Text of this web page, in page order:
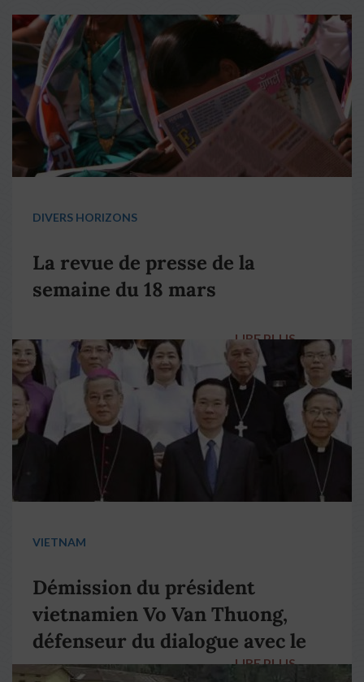
DIVERS HORIZONS
La revue de presse de la
semaine du 18 mars
LIRE PLUS →
VIETNAM
Démission du président
vietnamien Vo Van Thuong,
défenseur du dialogue avec le
pape François
LIRE PLUS →